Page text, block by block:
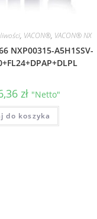
, VACON®, VACON® NX
NXP00315-A5H1SSV-
zł "Netto"
do koszyka